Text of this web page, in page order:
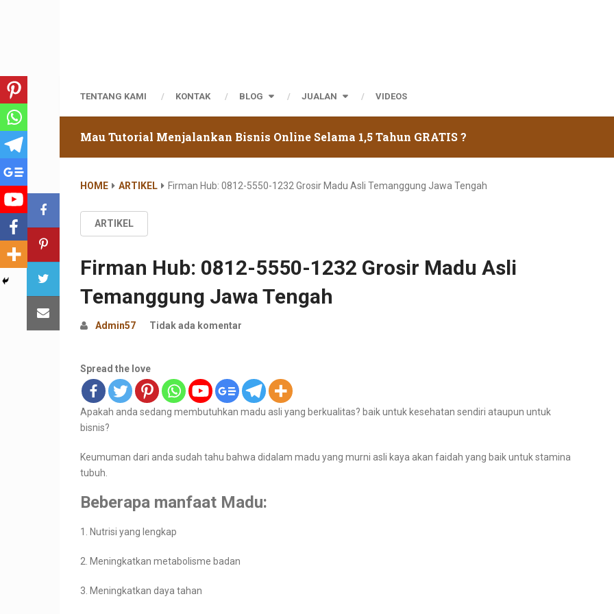
TENTANG KAMI KONTAK BLOG JUALAN VIDEOS
Mau Tutorial Menjalankan Bisnis Online Selama 1,5 Tahun GRATIS ?
HOME ARTIKEL Firman Hub: 0812-5550-1232 Grosir Madu Asli Temanggung Jawa Tengah
ARTIKEL
Firman Hub: 0812-5550-1232 Grosir Madu Asli
Temanggung Jawa Tengah
Admin57 Tidak ada komentar
Spread the love
Apakah anda sedang membutuhkan madu asli yang berkualitas? baik untuk kesehatan sendiri ataupun untuk
bisnis?
Keumuman dari anda sudah tahu bahwa didalam madu yang murni asli kaya akan faidah yang baik untuk stamina
tubuh.
Beberapa manfaat Madu:
1. Nutrisi yang lengkap
2. Meningkatkan metabolisme badan
3. Meningkatkan daya tahan